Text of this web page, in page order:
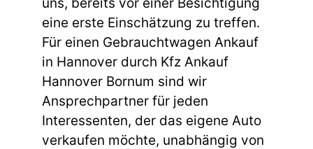
eine erste Einschätzung zu treffen.
Für einen Gebrauchtwagen Ankauf
in Hannover durch Kfz Ankauf
Hannover Bornum sind wir
Ansprechpartner für jeden
Interessenten, der das eigene Auto
verkaufen möchte, unabhängig von